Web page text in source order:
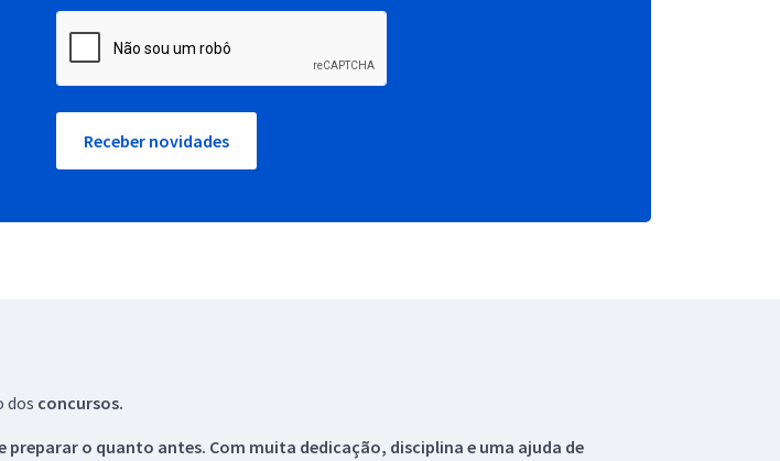
Receber novidades
dos concursos.
preparar o quanto antes. Com muita dedicação, disciplina e uma ajuda de